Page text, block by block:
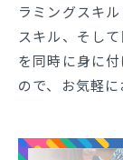
ラミングスキ
スキル、そし
を同時に身に
ので、お気軽に